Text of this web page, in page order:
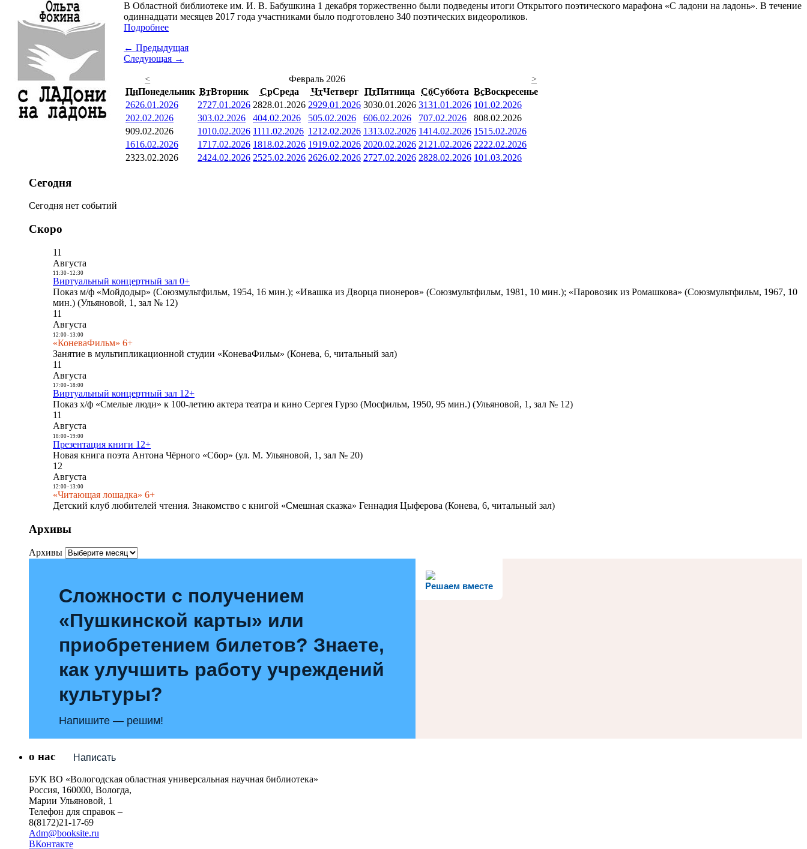
В Областной библиотеке им. И. В. Бабушкина 1 декабря торжественно были подведены итоги Открытого поэтического марафона «С ладони на ладонь». В течение
одиннадцати месяцев 2017 года участниками было подготовлено 340 поэтических видеороликов.
Подробнее
← Предыдущая
Следующая →
<
Февраль 2026
>
ПнПонедельник ВтВторник СрСреда ЧтЧетверг ПтПятница СбСуббота ВсВоскресенье
2626.01.2026 2727.01.2026 2828.01.2026 2929.01.2026 3030.01.2026 3131.01.2026 101.02.2026
202.02.2026 303.02.2026 404.02.2026 505.02.2026 606.02.2026 707.02.2026 808.02.2026
909.02.2026 1010.02.2026 1111.02.2026 1212.02.2026 1313.02.2026 1414.02.2026 1515.02.2026
1616.02.2026 1717.02.2026 1818.02.2026 1919.02.2026 2020.02.2026 21 21.02.2026 2222.02.2026
2323.02.2026 2424.02.2026 2525.02.2026 2626.02.2026 2727.02.2026 2828.02.2026 101.03.2026
Сегодня
Сегодня нет событий
Скоро
11
Августа
11:30- 12:30
Виртуальный концертный зал 0+
Показ м/ф «Мойдодыр» (Союзмультфильм, 1954, 16 мин.); «Ивашка из Дворца пионеров» (Союзмультфильм, 1981, 10 мин.); «Паровозик из Ромашкова» (Союзмультфильм, 1967, 10
мин.) (Ульяновой, 1, зал № 12)
11
Августа
12:00- 13:00
«КоневаФильм» 6+
Занятие в мультипликационной студии «КоневаФильм» (Конева, 6, читальный зал)
11
Августа
17:00- 18:00
Виртуальный концертный зал 12+
Показ х/ф «Смелые люди» к 100-летию актера театра и кино Сергея Гурзо (Мосфильм, 1950, 95 мин.) (Ульяновой, 1, зал № 12)
11
Августа
18:00- 19:00
Презентация книги 12+
Новая книга поэта Антона Чёрного «Сбор» (ул. М. Ульяновой, 1, зал № 20)
12
Августа
12:00- 13:00
«Читающая лошадка» 6+
Детский клуб любителей чтения. Знакомство с книгой «Смешная сказка» Геннадия Цыферова (Конева, 6, читальный зал)
Архивы
Архивы
Решаем вместе
Сложности с получением
«Пушкинской карты» или
приобретением билетов? Знаете,
как улучшить работу учреждений
культуры?
Напишите — решим!
Написать
о нас
БУК ВО «Вологодская областная универсальная научная библиотека»
Россия, 160000, Вологда,
Марии Ульяновой, 1
Телефон для справок –
8(8172)21-17-69
Adm@booksite.ru
ВКонтакте